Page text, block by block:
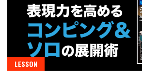
LESSON